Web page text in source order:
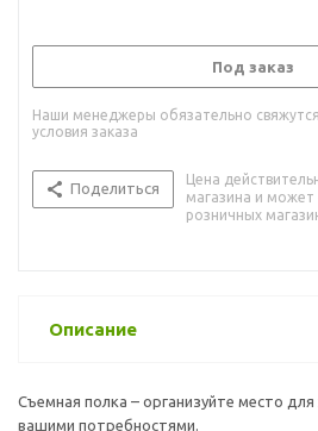
Под заказ
Наши менеджеры обязательно
условия заказа
Поделиться
Цена
магазина и может
розничных
Описание
Съемная полка – организуйте место
вашими потребностями.